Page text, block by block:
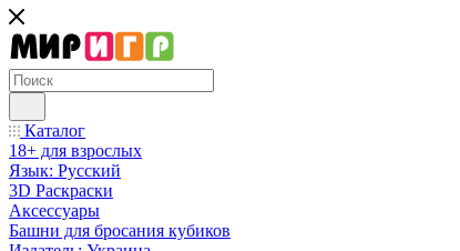
Каталог
18+ для взрослых
Язык: Русский
3D Раскраски
Аксессуары
Башни для бросания кубиков